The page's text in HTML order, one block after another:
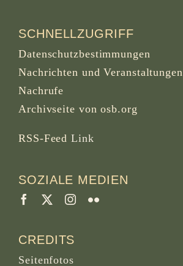
SCHNELLZUGRIFF
Datenschutzbestimmungen
Nachrichten und Veranstaltungen
Nachrufe
Archivseite von osb.org
RSS-Feed Link
SOZIALE MEDIEN
CREDITS
Seitenfotos